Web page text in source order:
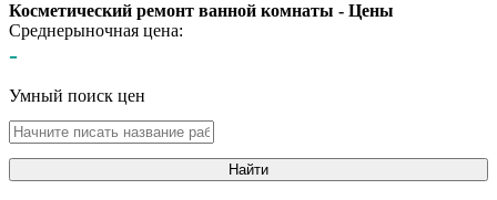
Косметический ремонт ванной комнаты - Цены
Среднерыночная цена:
-
Умный поиск цен
Найти